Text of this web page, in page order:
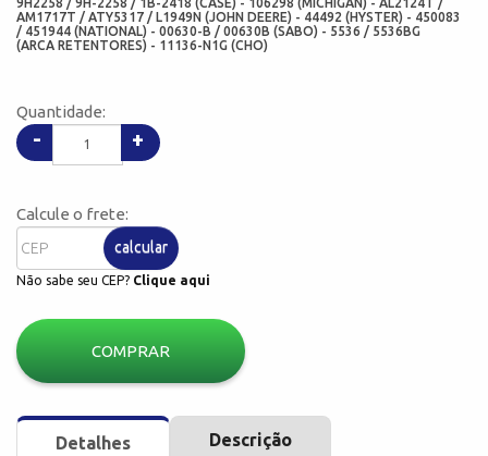
AM1717T / ATY5317 / L1949N (JOHN DEERE) - 44492 (HYSTER) - 450083
/ 451944 (NATIONAL) - 00630-B / 00630B (SABO) - 5536 / 5536BG
(ARCA RETENTORES) - 11136-N1G (CHO)
Quantidade:
- +
Calcule o frete:
calcular
Não sabe seu CEP? Clique aqui
COMPRAR
Detalhes Descrição